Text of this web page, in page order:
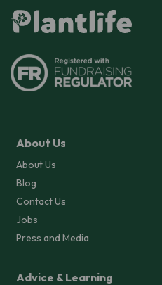
About Us
About Us
Blog
Contact Us
Jobs
Press and Media
Advice & Learning